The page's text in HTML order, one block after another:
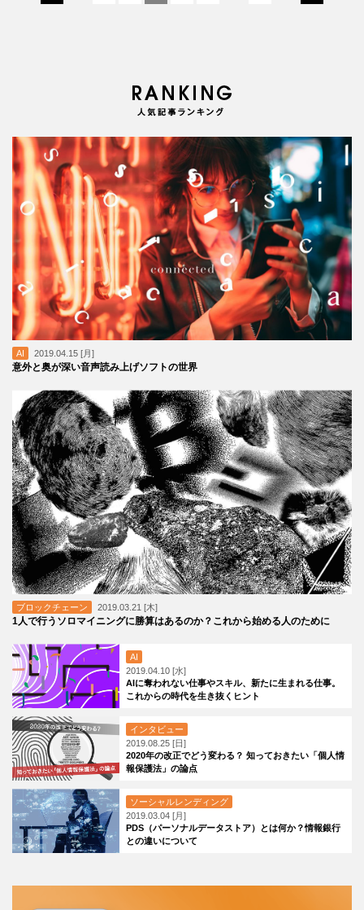
AI 2019.04.15 [月]
意外と奥が深い音声読み上げソフトの世界
ブロックチェーン 2019.03.21 [木]
1人で行うソロマイニングに勝算はあるのか？これから始める人のために
AI
2019.04.10 [水]
AIに奪われない仕事やスキル、新たに生まれる仕事。
これからの時代を生き抜くヒント
インタビュー
2019.08.25 [日]
2020年の改正でどう変わる？ 知っておきたい「個人情
報保護法」の論点
ソーシャルレンディング
2019.03.04 [月]
PDS（パーソナルデータストア）とは何か？情報銀行
との違いについて